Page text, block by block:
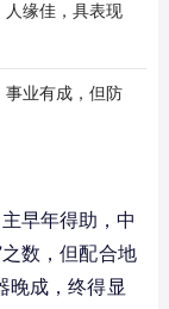
人缘佳，具表现
事业有成，但防
早年得助，中
数，但配合地
晚成，终得显